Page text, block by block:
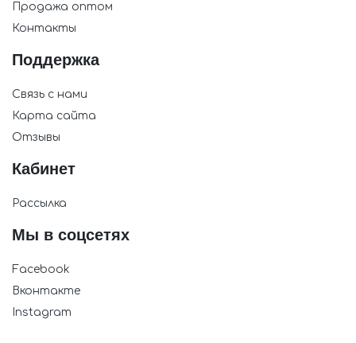
Продажа оптом
Контакты
Поддержка
Связь с нами
Карта сайта
Отзывы
Кабинет
Рассылка
Мы в соцсетях
Facebook
Вконтакте
Instagram